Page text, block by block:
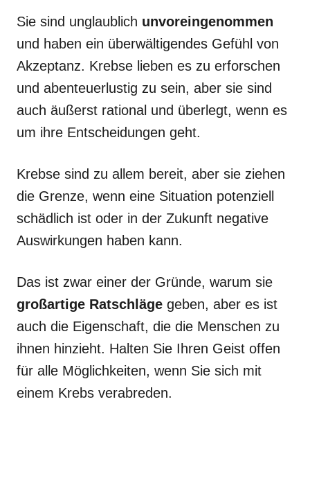
Sie sind unglaublich unvoreingenommen
und haben ein überwältigendes Gefühl von
Akzeptanz. Krebse lieben es zu erforschen
und abenteuerlustig zu sein, aber sie sind
auch äußerst rational und überlegt, wenn es
um ihre Entscheidungen geht.
Krebse sind zu allem bereit, aber sie ziehen
die Grenze, wenn eine Situation potenziell
schädlich ist oder in der Zukunft negative
Auswirkungen haben kann.
Das ist zwar einer der Gründe, warum sie
großartige Ratschläge geben, aber es ist
auch die Eigenschaft, die die Menschen zu
ihnen hinzieht. Halten Sie Ihren Geist offen
für alle Möglichkeiten, wenn Sie sich mit
einem Krebs verabreden.